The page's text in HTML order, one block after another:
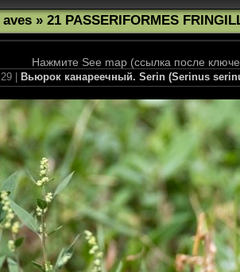
aves » 21 PASSERIFORMES
Нажмите See map (ссылка после
29 | Вьюрок канареечный. Serin (Serinus